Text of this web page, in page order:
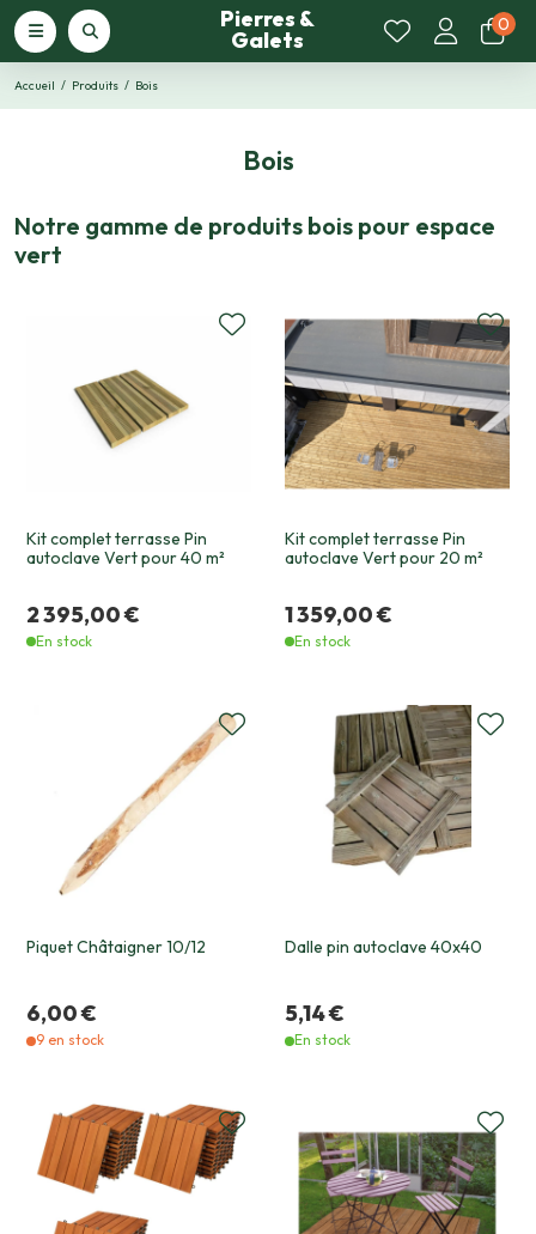
Pierres &
Galets
0
Accueil Produits Bois
Bois
Notre gamme de produits bois pour espace
vert
Kit complet terrasse Pin
autoclave Vert pour 40 m²
2 395,00 €
En stock
Kit complet terrasse Pin
autoclave Vert pour 20 m²
1 359,00 €
En stock
Piquet Châtaigner 10/12
6,00 €
9 en stock
Dalle pin autoclave 40x40
5,14 €
En stock